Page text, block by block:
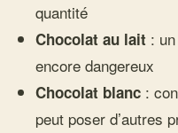
quantité
Chocolat au lait :
encore dangereux
Chocolat blanc :
peut poser d’autres